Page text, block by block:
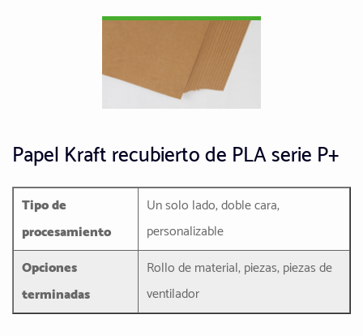
Papel Kraft recubierto de PLA serie P+
Tipo de
procesamiento
Un solo lado, doble cara,
personalizable
Opciones
terminadas
Rollo de material, piezas, piezas de
ventilador